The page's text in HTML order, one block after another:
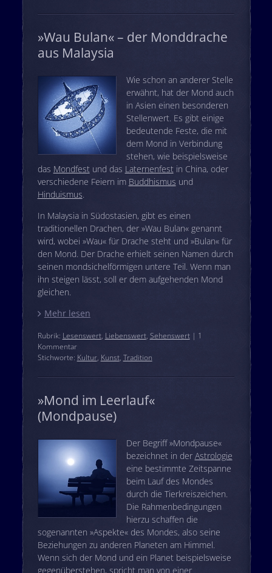
»Wau Bulan« – der Monddrache
aus Malaysia
Wie schon an anderer Stelle
erwähnt, hat der Mond auch
in Asien einen besonderen
Stellenwert. Es gibt einige
bedeutende Feste, die mit
dem Mond in Verbindung
stehen, wie beispielsweise
das Mondfestund das Laternenfestin China, oder
verschiedene Feiern im Buddhismus und
Hinduismus.
In Malaysia in Südostasien, gibt es einen
traditionellen Drachen, der »Wau Bulan« genannt
wird, wobei »Wau« für Drache steht und »Bulan« für
den Mond. Der Drache erhielt seinen Namen durch
seinen mondsichelförmigen untere Teil. Wenn man
ihn steigen lässt, soll er dem aufgehenden Mond
gleichen.
Mehr lesen
Rubrik: Lesenswert, Liebenswert, Sehenswert| 1
Kommentar
Stichworte: Kultur, Kunst, Tradition
»Mond im Leerlauf«
(Mondpause)
Der Begriff »Mondpause«
bezeichnet in der Astrologie
eine bestimmte Zeitspanne
beim Lauf des Mondes
durch die Tierkreiszeichen.
Die Rahmenbedingungen
hierzu schaffen die
sogenannten »Aspekte« des Mondes, also seine
Beziehungen zu anderen Planeten am Himmel.
Wenn sich der Mond und ein Planet beispielsweise
gegenüberstehen, spricht man von einer